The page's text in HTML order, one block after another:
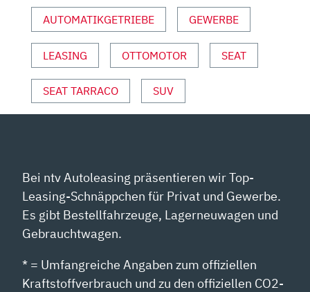
MOTOR
UND
SPORT“
VON
ANZEIGEN
AUTOMATIKGETRIEBE GEWERBE
LEASING OTTOMOTOR SEAT
SEAT TARRACO SUV
Bei ntv Autoleasing präsentieren wir Top-
Leasing-Schnäppchen für Privat und Gewerbe.
Es gibt Bestellfahrzeuge, Lagerneuwagen und
Gebrauchtwagen.
* = Umfangreiche Angaben zum offiziellen
Kraftstoffverbrauch und zu den offiziellen CO2-